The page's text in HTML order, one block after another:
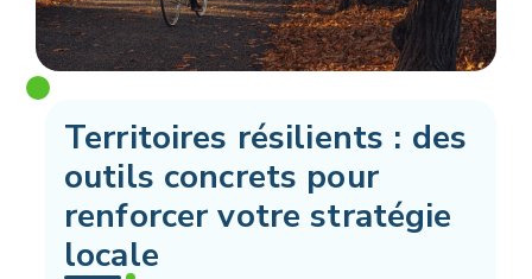
Territoires résilients : des
outils concrets pour
renforcer votre stratégie
locale